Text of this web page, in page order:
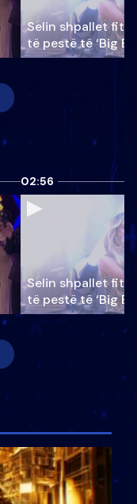
Selin shpallet
të pestë të ‘Big
02:56
Selin shpallet
të pestë të ‘Big